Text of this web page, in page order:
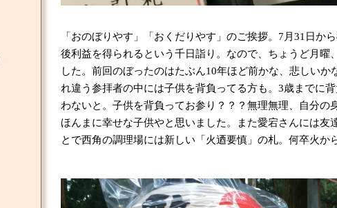
「おのぼりやす」「おくだりやす」のご挨拶。7月31日か
後利益を得られるという千日詣り。なので、ちょうど月曜
した。前回のぼったのはたぶん10年ほど前かな、悲しい
れ違う参拝者の中には子供を背負ってる方も。3歳までに
わないと。子供を背負ってお参り？？？無理無理、自分の
ほんまに幸せな子供やと思いました。また愛宕さんには友
とで西角の調理場には新しい「火迺要慎」の札。何卒火か